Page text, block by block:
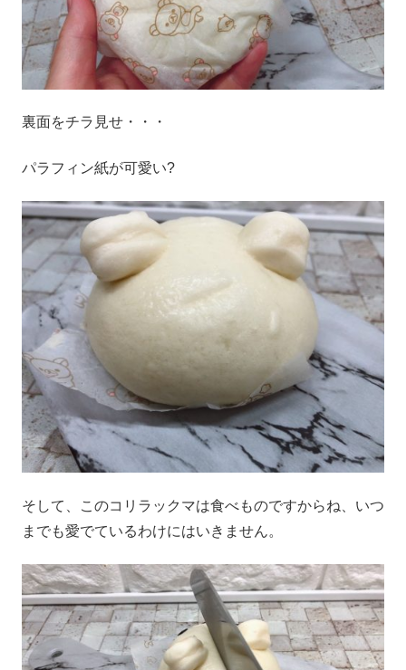
裏面をチラ見せ・・・
パラフィン紙が可愛い?
そして、このコリラックマは食べものですからね、いつ
までも愛でているわけにはいきません。